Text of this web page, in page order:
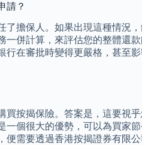
請？
擔保人。如果出現這種情況
併計算，來評估您的整體還
在審批時變得更嚴格，甚至
按揭保險。答案是，這要視
個很大的優勢，可以為買家
需要透過香港按揭證券有限